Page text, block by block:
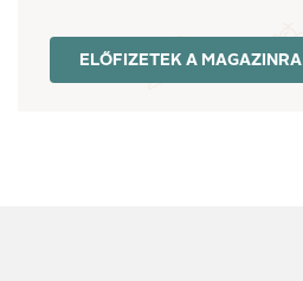
ELŐFIZETEK A MAGAZINRA